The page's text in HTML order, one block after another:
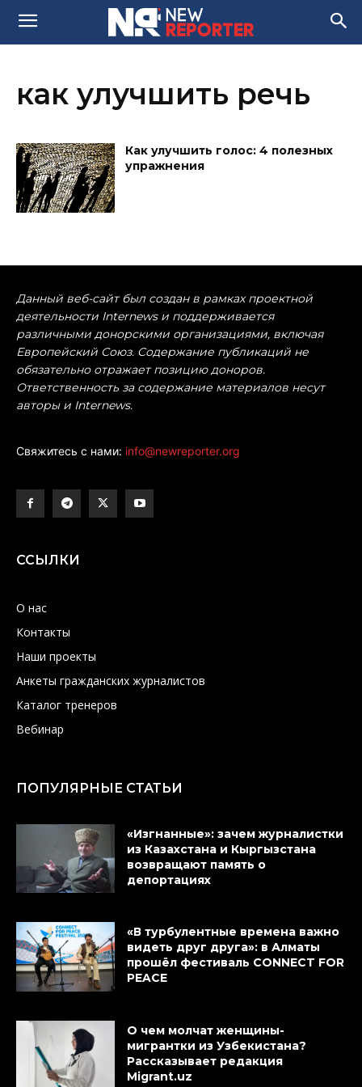
как улучшить речь
Как улучшить голос: 4 полезных
упражнения
Данный веб-сайт был создан в рамках проектной
деятельности Internews и поддерживается
различными донорскими организациями, включая
Европейский Союз. Содержание публикаций не
обязательно отражает позицию доноров.
Ответственность за содержание материалов несут
авторы и Internews.
Свяжитесь с нами: info@newreporter.org
ССЫЛКИ
О нас
Контакты
Наши проекты
Анкеты гражданских журналистов
Каталог тренеров
Вебинар
ПОПУЛЯРНЫЕ СТАТЬИ
«Изгнанные»: зачем журналистки
из Казахстана и Кыргызстана
возвращают память о
депортациях
«В турбулентные времена важно
видеть друг друга»: в Алматы
прошёл фестиваль CONNECT FOR
PEACE
О чем молчат женщины-
мигрантки из Узбекистана?
Рассказывает редакция
Migrant.uz